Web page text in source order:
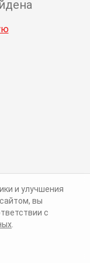
и улучшения
вы
с